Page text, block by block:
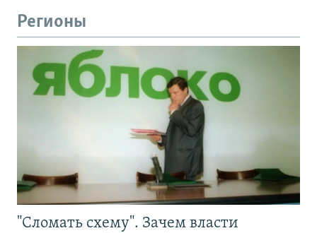
Регионы
"Сломать схему". Зачем власти